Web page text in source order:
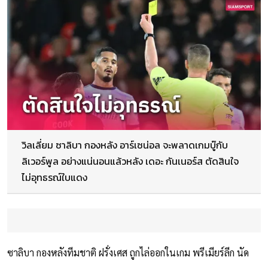
วิลเลี่ยม ซาลิบา กองหลัง อาร์เซน่อล จะพลาดเกมบู๊กับ
ลิเวอร์พูล อย่างแน่นอนแล้วหลัง เดอะ กันเนอร์ส ตัดสินใจ
ไม่อุทธรณ์ใบแดง
ซาลิบา กองหลังทีมชาติ ฝรั่งเศส ถูกไล่ออกในเกม พรีเมียร์ลีก นัด